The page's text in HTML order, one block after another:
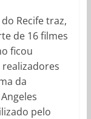
Recife traz,
de 16 filmes
ficou
da
pelo